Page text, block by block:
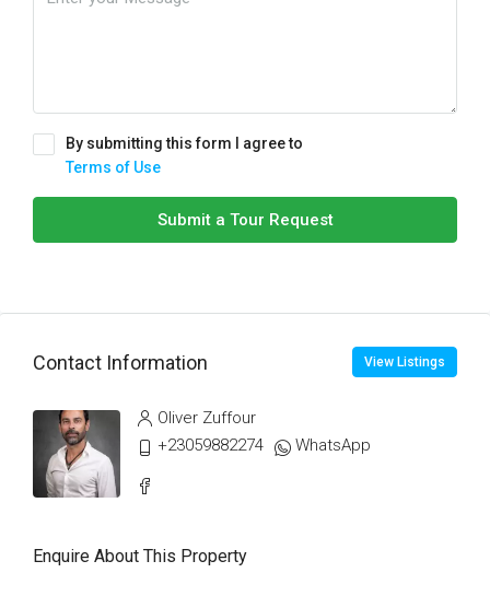
By submitting this form I agree to
Terms of Use
Submit a Tour Request
Contact Information View Listings
Oliver Zuffour
+23059882274
WhatsApp
Enquire About This Property